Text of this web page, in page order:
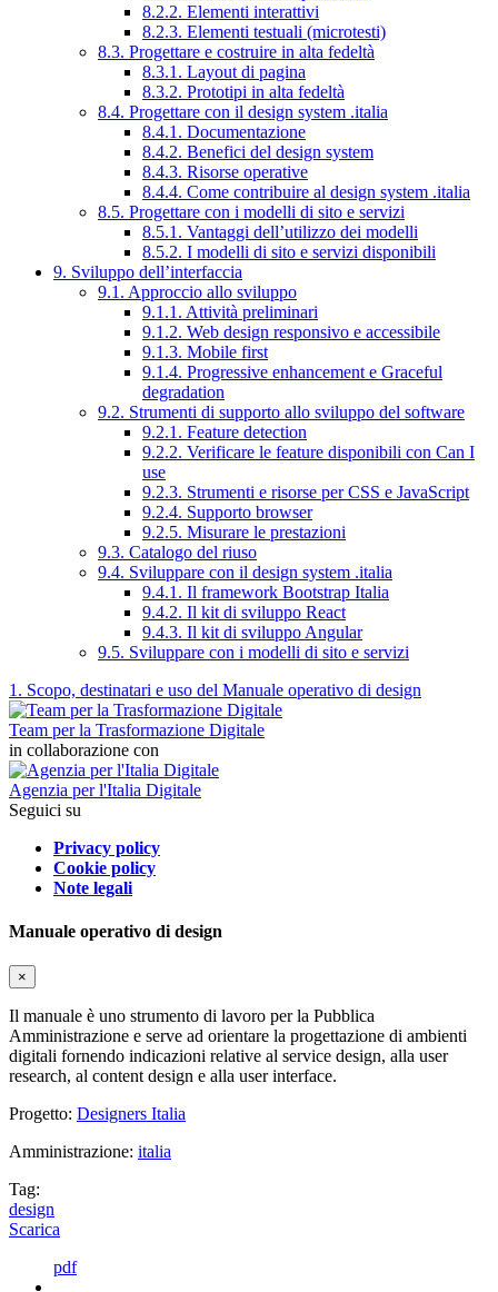
8.2.2. Elementi interattivi
8.2.3. Elementi testuali (microtesti)
8.3. Progettare e costruire in alta fedeltà
8.3.1. Layout di pagina
8.3.2. Prototipi in alta fedeltà
8.4. Progettare con il design system .italia
8.4.1. Documentazione
8.4.2. Benefici del design system
8.4.3. Risorse operative
8.4.4. Come contribuire al design system .italia
8.5. Progettare con i modelli di sito e servizi
8.5.1. Vantaggi dell’utilizzo dei modelli
8.5.2. I modelli di sito e servizi disponibili
9. Sviluppo dell’interfaccia
9.1. Approccio allo sviluppo
9.1.1. Attività preliminari
9.1.2. Web design responsivo e accessibile
9.1.3. Mobile first
9.1.4. Progressive enhancement e Graceful
degradation
9.2. Strumenti di supporto allo sviluppo del software
9.2.1. Feature detection
9.2.2. Verificare le feature disponibili con Can I
use
9.2.3. Strumenti e risorse per CSS e JavaScript
9.2.4. Supporto browser
9.2.5. Misurare le prestazioni
9.3. Catalogo del riuso
9.4. Sviluppare con il design system .italia
9.4.1. Il framework Bootstrap Italia
9.4.2. Il kit di sviluppo React
9.4.3. Il kit di sviluppo Angular
9.5. Sviluppare con i modelli di sito e servizi
1. Scopo, destinatari e uso del Manuale operativo di design
Team per la Trasformazione Digitale
in collaborazione con
Agenzia per l'Italia Digitale
Seguici su
Privacy policy
Cookie policy
Note legali
Manuale operativo di design
×
Il manuale è uno strumento di lavoro per la Pubblica
Amministrazione e serve ad orientare la progettazione di ambienti
digitali fornendo indicazioni relative al service design, alla user
research, al content design e alla user interface.
Progetto: Designers Italia
Amministrazione: italia
Tag:
design
Scarica
pdf